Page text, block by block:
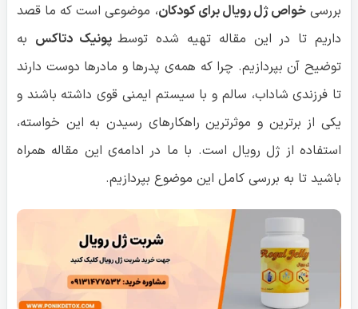
بررسیخواص ژل رویال برای کودکان، موضوعی است که ما قصد
داریم تا در این مقاله تهیه شده توسطپونیک دتاکس به
توضیح آن بپردازیم. چرا که همه‌ی پدرها و مادرها دوست دارند
تا فرزندی شاداب، سالم و با سیستم ایمنی قوی داشته باشند و
یکی از برترین و موثرترین راهکارهای رسیدن به این خواسته،
استفاده از ژل رویال است. با ما در ادامه‌ی این مقاله همراه
باشید تا به بررسی کامل این موضوع بپردازیم.